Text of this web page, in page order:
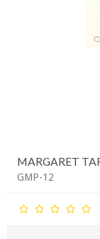
MARGARET
GMP-12